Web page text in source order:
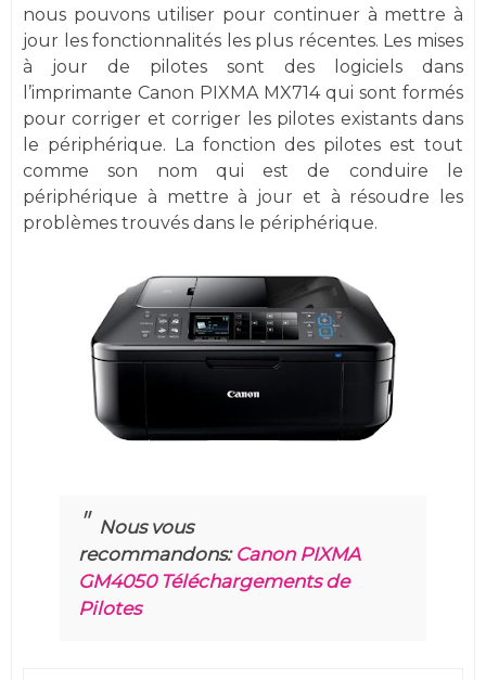
nous pouvons utiliser pour continuer à mettre à
jour les fonctionnalités les plus récentes. Les mises
à jour de pilotes sont des logiciels dans
l’imprimante Canon PIXMA MX714 qui sont formés
pour corriger et corriger les pilotes existants dans
le périphérique. La fonction des pilotes est tout
comme son nom qui est de conduire le
périphérique à mettre à jour et à résoudre les
problèmes trouvés dans le périphérique.
Nous vous
recommandons: Canon PIXMA
GM4050 Téléchargements de
Pilotes